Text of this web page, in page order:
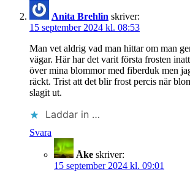
Anita Brehlin skriver:
15 september 2024 kl. 08:53
Man vet aldrig vad man hittar om man
vägar. Här har det varit första frosten
över mina blommor med fiberduk men
räckt. Trist att det blir frost percis när
slagit ut.
Laddar in …
Svara
Åke skriver:
15 september 2024 kl. 09:01